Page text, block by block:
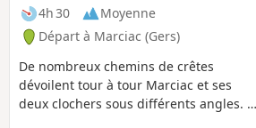
4h 30
Moyenne
Départ à Marciac (Gers)
De nombreux chemins de crêtes
dévoilent tour à tour Marciac et ses
deux clochers sous différents angles. À